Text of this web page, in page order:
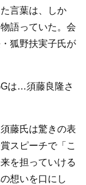
言葉は、しか
語っていた。会
狐野扶実子氏が
は…須藤良隆さ
藤氏は驚きの表
スピーチで「こ
を担っていける
想いを口にし